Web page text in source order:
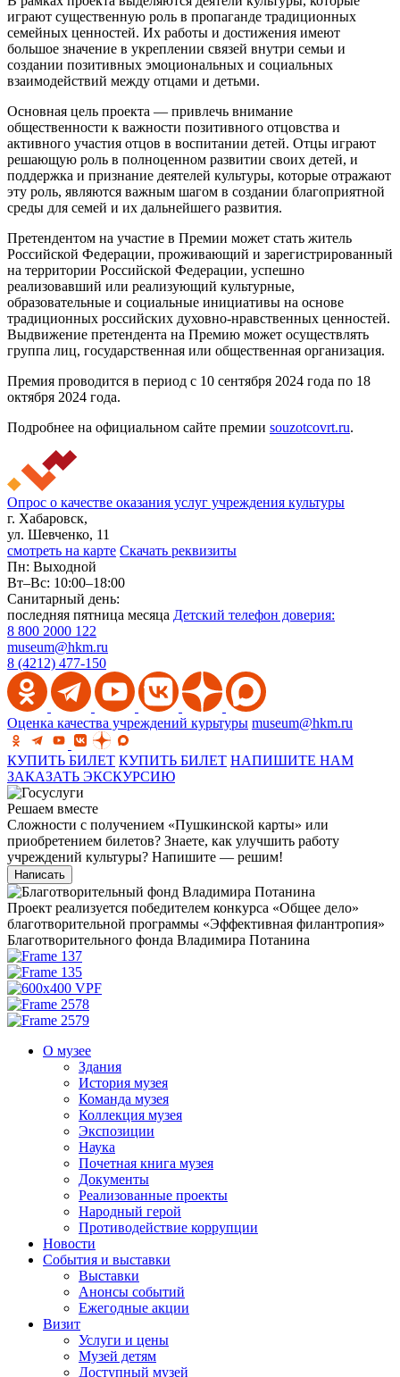
играют существенную роль в пропаганде традиционных
семейных ценностей. Их работы и достижения имеют
большое значение в укреплении связей внутри семьи и
создании позитивных эмоциональных и социальных
взаимодействий между отцами и детьми.
Основная цель проекта — привлечь внимание
общественности к важности позитивного отцовства и
активного участия отцов в воспитании детей. Отцы играют
решающую роль в полноценном развитии своих детей, и
поддержка и признание деятелей культуры, которые отражают
эту роль, являются важным шагом в создании благоприятной
среды для семей и их дальнейшего развития.
Претендентом на участие в Премии может стать житель
Российской Федерации, проживающий и зарегистрированный
на территории Российской Федерации, успешно
реализовавший или реализующий культурные,
образовательные и социальные инициативы на основе
традиционных российских духовно-нравственных ценностей.
Выдвижение претендента на Премию может осуществлять
группа лиц, государственная или общественная организация.
Премия проводится в период с 10 сентября 2024 года по 18
октября 2024 года.
Подробнее на официальном сайте премии souzotcovrt.ru.
Опрос о качестве оказания услуг учреждения культуры
г. Хабаровск,
ул. Шевченко, 11
смотреть на карте Скачать реквизиты
Пн: Выходной
Вт–Вс: 10:00–18:00
Санитарный день:
последняя пятница месяца Детский телефон доверия:
8 800 2000 122
museum@hkm.ru
8 (4212) 477-150
Оценка качества учреждений курьтуры museum@hkm.ru
КУПИТЬ БИЛЕТ КУПИТЬ БИЛЕТ НАПИШИТЕ НАМ
ЗАКАЗАТЬ ЭКСКУРСИЮ
Решаем вместе
Сложности с получением «Пушкинской карты» или
приобретением билетов? Знаете, как улучшить работу
учреждений культуры? Напишите — решим!
Написать
Проект реализуется победителем конкурса «Общее дело»
благотворительной программы «Эффективная филантропия»
Благотворительного фонда Владимира Потанина
О музее
Здания
История музея
Команда музея
Коллекция музея
Экспозиции
Наука
Почетная книга музея
Документы
Реализованные проекты
Народный герой
Противодействие коррупции
Новости
События и выставки
Выставки
Анонсы событий
Ежегодные акции
Визит
Услуги и цены
Музей детям
Доступный музей